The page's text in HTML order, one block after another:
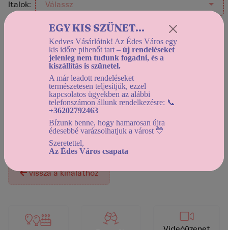
Italok: Válassz
Helyszíni átvétel:
Holnapután (2026-08-10) 12:30-tól
Házhozszállítás:
Holnapután (2026-08-10) 12:30-tól
Használd adátumszűrőt , az elérhető kínálat
megtekintéséhez!
A termék jelenleg nem rendelhető!
vissza a kínálathoz
EGY KIS SZÜNET...
Kedves Vásárlóink! Az Édes Város egy
kis időre pihenőt tart – új rendeléseket
jelenleg nem tudunk fogadni, és a
kiszállítás is szünetel.
A már leadott rendeléseket
természetesen teljesítjük, ezzel
kapcsolatos ügyekben az alábbi
telefonszámon állunk rendelkezésre: 📞
+36202792463
Bízunk benne, hogy hamarosan újra
édesebbé varázsolhatjuk a várost 💛
Szeretettel,
Az Édes Város csapata